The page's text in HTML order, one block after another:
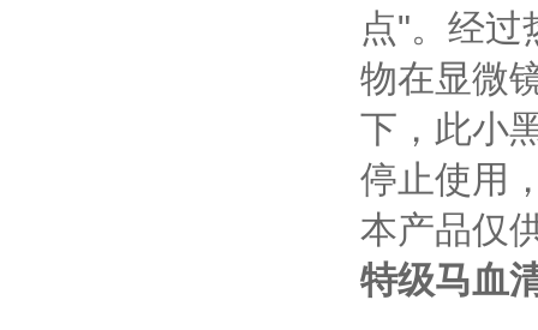
点"。经过
物在显微
下，此小
停止使用
本产品仅
特级马血